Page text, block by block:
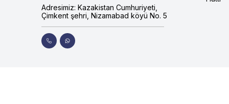
Adresimiz: Kazakistan Cumhuriyeti,
Çimkent şehri, Nizamabad köyü No. 5